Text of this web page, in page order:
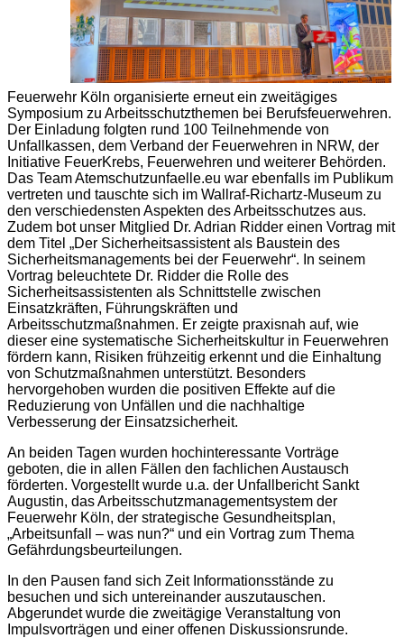
Feuerwehr Köln organisierte erneut ein zweitägiges
Symposium zu Arbeitsschutzthemen bei Berufsfeuerwehren.
Der Einladung folgten rund 100 Teilnehmende von
Unfallkassen, dem Verband der Feuerwehren in NRW, der
Initiative FeuerKrebs, Feuerwehren und weiterer Behörden.
Das Team Atemschutzunfaelle.eu war ebenfalls im Publikum
vertreten und tauschte sich im Wallraf-Richartz-Museum zu
den verschiedensten Aspekten des Arbeitsschutzes aus.
Zudem bot unser Mitglied Dr. Adrian Ridder einen Vortrag mit
dem Titel „Der Sicherheitsassistent als Baustein des
Sicherheitsmanagements bei der Feuerwehr“. In seinem
Vortrag beleuchtete Dr. Ridder die Rolle des
Sicherheitsassistenten als Schnittstelle zwischen
Einsatzkräften, Führungskräften und
Arbeitsschutzmaßnahmen. Er zeigte praxisnah auf, wie
dieser eine systematische Sicherheitskultur in Feuerwehren
fördern kann, Risiken frühzeitig erkennt und die Einhaltung
von Schutzmaßnahmen unterstützt. Besonders
hervorgehoben wurden die positiven Effekte auf die
Reduzierung von Unfällen und die nachhaltige
Verbesserung der Einsatzsicherheit.
An beiden Tagen wurden hochinteressante Vorträge
geboten, die in allen Fällen den fachlichen Austausch
förderten. Vorgestellt wurde u.a. der Unfallbericht Sankt
Augustin, das Arbeitsschutzmanagementsystem der
Feuerwehr Köln, der strategische Gesundheitsplan,
„Arbeitsunfall – was nun?“ und ein Vortrag zum Thema
Gefährdungsbeurteilungen.
In den Pausen fand sich Zeit Informationsstände zu
besuchen und sich untereinander auszutauschen.
Abgerundet wurde die zweitägige Veranstaltung von
Impulsvorträgen und einer offenen Diskussionsrunde.